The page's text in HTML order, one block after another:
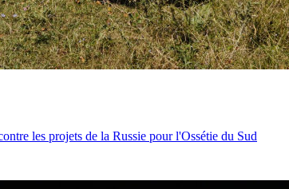
les projets de la Russie pour l'Ossétie du Sud